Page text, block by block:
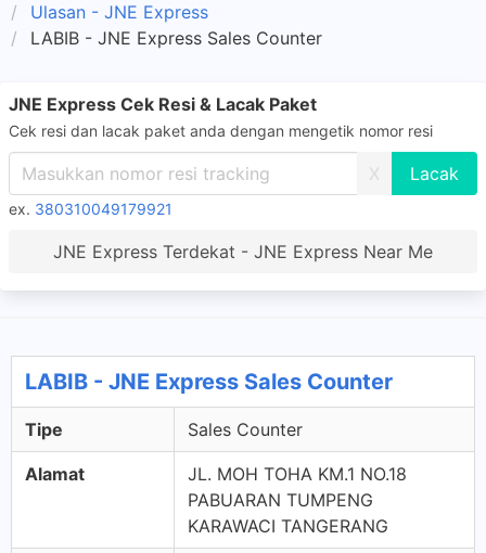
Ulasan - JNE Express
LABIB - JNE Express Sales Counter
JNE Express Cek Resi & Lacak Paket
Cek resi dan lacak paket anda dengan mengetik nomor resi
X
ex. 380310049179921
JNE Express Terdekat - JNE Express Near Me
LABIB - JNE Express Sales Counter
Tipe Sales Counter
Alamat
JL. MOH TOHA KM.1 NO.18
PABUARAN TUMPENG
KARAWACI TANGERANG